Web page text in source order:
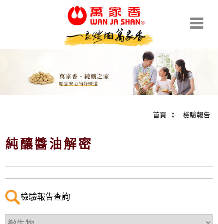
檢驗報告
》
首頁
純釀醬油解密
檢驗報告查詢